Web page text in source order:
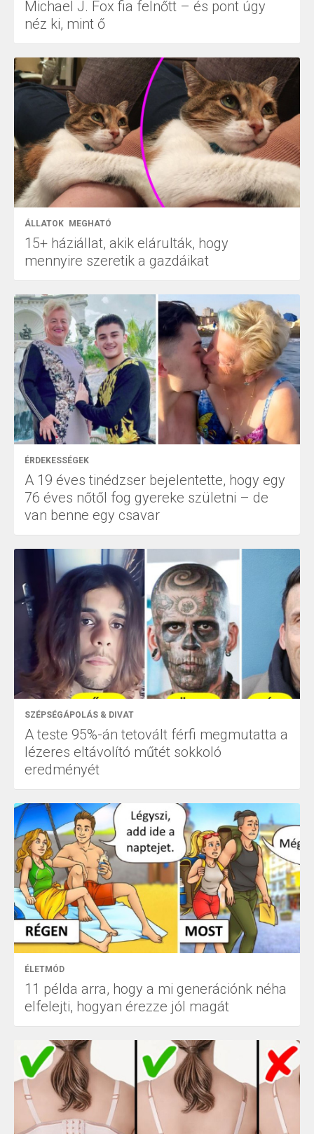
Michael J. Fox fia felnőtt – és pont úgy
néz ki, mint ő
ÁLLATOK MEGHATÓ
15+ háziállat, akik elárulták, hogy
mennyire szeretik a gazdáikat
ÉRDEKESSÉGEK
A 19 éves tinédzser bejelentette, hogy egy
76 éves nőtől fog gyereke születni – de
van benne egy csavar
SZÉPSÉGÁPOLÁS & DIVAT
A teste 95%-án tetovált férfi megmutatta a
lézeres eltávolító műtét sokkoló
eredményét
ÉLETMÓD
11 példa arra, hogy a mi generációnk néha
elfelejti, hogyan érezze jól magát